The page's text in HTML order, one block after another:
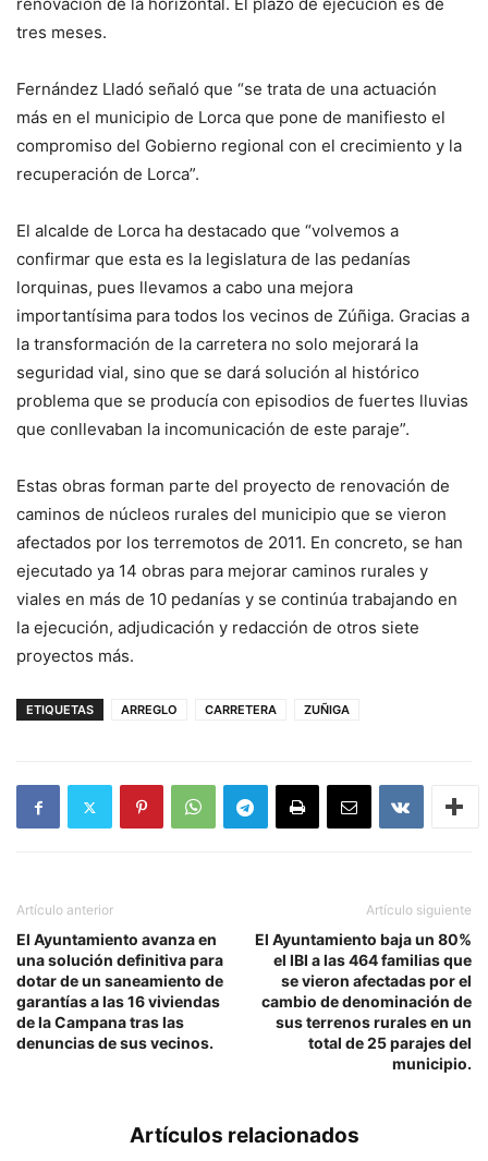
tres meses.
Fernández Lladó señaló que “se trata de una actuación
más en el municipio de Lorca que pone de manifiesto el
compromiso del Gobierno regional con el crecimiento y la
recuperación de Lorca”.
El alcalde de Lorca ha destacado que “volvemos a
confirmar que esta es la legislatura de las pedanías
lorquinas, pues llevamos a cabo una mejora
importantísima para todos los vecinos de Zúñiga. Gracias a
la transformación de la carretera no solo mejorará la
seguridad vial, sino que se dará solución al histórico
problema que se producía con episodios de fuertes lluvias
que conllevaban la incomunicación de este paraje”.
Estas obras forman parte del proyecto de renovación de
caminos de núcleos rurales del municipio que se vieron
afectados por los terremotos de 2011. En concreto, se han
ejecutado ya 14 obras para mejorar caminos rurales y
viales en más de 10 pedanías y se continúa trabajando en
la ejecución, adjudicación y redacción de otros siete
proyectos más.
ETIQUETAS ARREGLO CARRETERA ZUÑIGA
Artículo anterior
El Ayuntamiento avanza en
una solución definitiva para
dotar de un saneamiento de
garantías a las 16 viviendas
de la Campana tras las
denuncias de sus vecinos.
Artículo siguiente
El Ayuntamiento baja un 80%
el IBI a las 464 familias que
se vieron afectadas por el
cambio de denominación de
sus terrenos rurales en un
total de 25 parajes del
municipio.
Artículos relacionados